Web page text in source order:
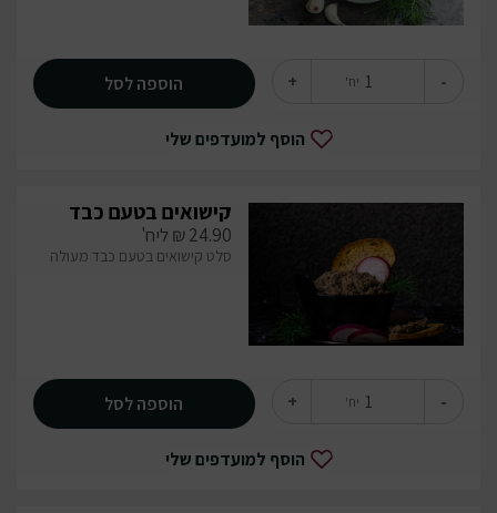
- יח' + הוספה לסל
הוסף למועדפים שלי
קישואים בטעם כבד
₪24.90 ליח'
סלט קישואים בטעם כבד מעולה
- יח' + הוספה לסל
הוסף למועדפים שלי